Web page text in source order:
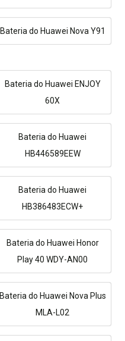
Bateria do Huawei Nova Y91
Bateria do Huawei ENJOY
60X
Bateria do Huawei
HB446589EEW
Bateria do Huawei
HB386483ECW+
Bateria do Huawei Honor
Play 40 WDY-AN00
Bateria do Huawei Nova Plus
MLA-L02